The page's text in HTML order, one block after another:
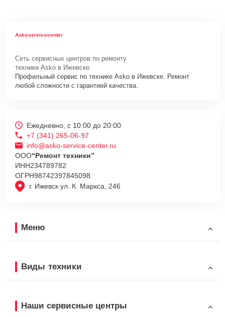
Askoservicecenter
Сеть сервисных центров по ремонту
техники Asko в Ижевске.
Профильный сервис по технике Asko в Ижевске. Ремонт
любой сложности с гарантией качества.
г. Ижевск ул. К. Маркса, 246
Ежедневно, с 10:00 до 20:00
+7 (341) 265-06-97
info@asko-service-center.ru
ООО“Ремонт техники”
ИНН234789782
ОГРН98742397845098
Меню
Виды техники
Наши сервисные центры